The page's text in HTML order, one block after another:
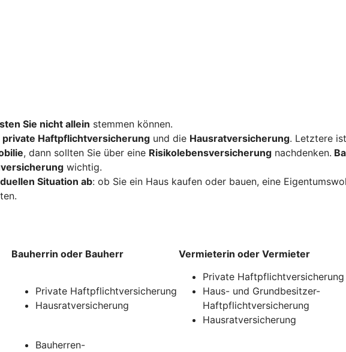
Sie nicht allein stemmen können.
private Haftpflichtversicherung und die Hausratversicherung. Letztere
, dann sollten Sie über eine Risikolebensversicherung nachdenken.
wichtig.
Situation ab: ob Sie ein Haus kaufen oder bauen, eine
Bauherrin oder Bauherr Vermieterin oder Vermieter
Private Haftpflichtversicherung
Hausratversicherung
Private Haftpflichtversicherung
Haus- und Grundbesitzer-
Haftpflichtversicherung
Hausratversicherung
Bauherren-